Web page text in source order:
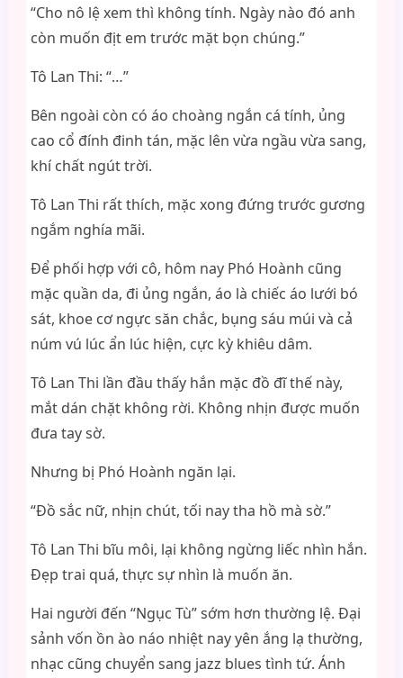
“Cho nô lệ xem thì không tính. Ngày nào đó anh
còn muốn địt em trước mặt bọn chúng.”
Tô Lan Thi: “…”
Bên ngoài còn có áo choàng ngắn cá tính, ủng
cao cổ đính đinh tán, mặc lên vừa ngầu vừa sang,
khí chất ngút trời.
Tô Lan Thi rất thích, mặc xong đứng trước gương
ngắm nghía mãi.
Để phối hợp với cô, hôm nay Phó Hoành cũng
mặc quần da, đi ủng ngắn, áo là chiếc áo lưới bó
sát, khoe cơ ngực săn chắc, bụng sáu múi và cả
núm vú lúc ẩn lúc hiện, cực kỳ khiêu dâm.
Tô Lan Thi lần đầu thấy hắn mặc đồ đĩ thế này,
mắt dán chặt không rời. Không nhịn được muốn
đưa tay sờ.
Nhưng bị Phó Hoành ngăn lại.
“Đồ sắc nữ, nhịn chút, tối nay tha hồ mà sờ.”
Tô Lan Thi bĩu môi, lại không ngừng liếc nhìn hắn.
Đẹp trai quá, thực sự nhìn là muốn ăn.
Hai người đến “Ngục Tù” sớm hơn thường lệ. Đại
sảnh vốn ồn ào náo nhiệt nay yên ắng lạ thường,
nhạc cũng chuyển sang jazz blues tình tứ. Ánh